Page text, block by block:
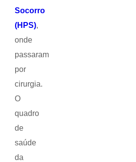
Socorro
(HPS),
onde
passaram
por
cirurgia.
O
quadro
de
saúde
da